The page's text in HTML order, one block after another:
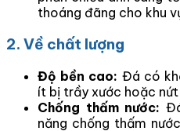
thoáng đãng cho khu
2. Về chất lượng
Độ bền cao: Đá có
ít bị trầy xước hoặc
Chống thấm nước:
năng chống thấm